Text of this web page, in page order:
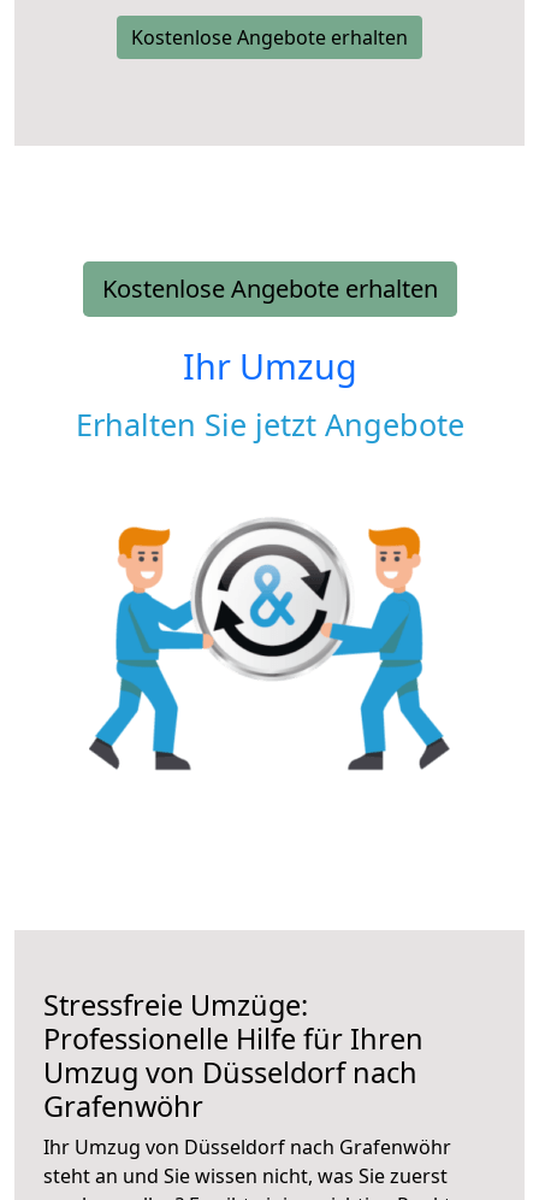
Kostenlose Angebote erhalten
Kostenlose Angebote erhalten
Ihr Umzug
Erhalten Sie jetzt Angebote
Stressfreie Umzüge:
Professionelle Hilfe für Ihren
Umzug von Düsseldorf nach
Grafenwöhr
Ihr Umzug von Düsseldorf nach Grafenwöhr
steht an und Sie wissen nicht, was Sie zuerst